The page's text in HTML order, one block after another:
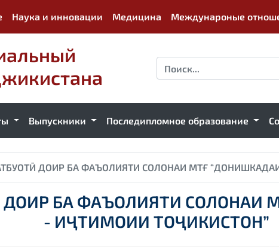
Наука и инновации Медицина Междунароные
Выпускники Последипломное образование
ДОИР БА ФАЪОЛИЯТИ СОЛОНАИ МТҒ
БА ФАЪОЛИЯТИ СОЛОНАИ
- ИҶТИМОИИ ТОҶИКИСТОН”